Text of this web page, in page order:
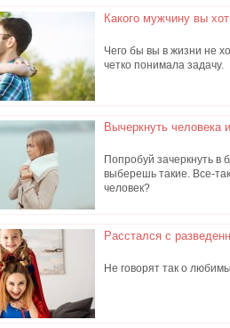
Какого мужчину вы
Чего бы вы в жизни не
четко понимала задачу.
Вычеркнуть человека
Попробуй зачеркнуть в
выберешь такие. Все-
человек?
Расстался с
Не говорят так о